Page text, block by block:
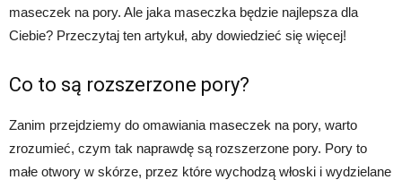
maseczek na pory. Ale jaka maseczka będzie najlepsza dla
Ciebie? Przeczytaj ten artykuł, aby dowiedzieć się więcej!
Co to są rozszerzone pory?
Zanim przejdziemy do omawiania maseczek na pory, warto
zrozumieć, czym tak naprawdę są rozszerzone pory. Pory to
małe otwory w skórze, przez które wychodzą włoski i wydzielane